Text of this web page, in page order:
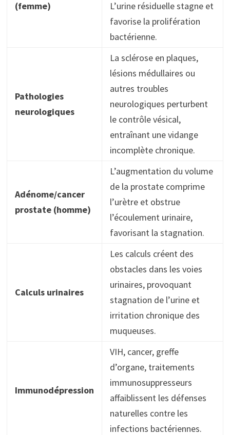
(femme)
L’urine résiduelle stagne et
favorise la prolifération
bactérienne.
Pathologies
neurologiques
La sclérose en plaques,
lésions médullaires ou
autres troubles
neurologiques perturbent
le contrôle vésical,
entraînant une vidange
incomplète chronique.
Adénome/cancer
prostate (homme)
L’augmentation du volume
de la prostate comprime
l’urètre et obstrue
l’écoulement urinaire,
favorisant la stagnation.
Calculs urinaires
Les calculs créent des
obstacles dans les voies
urinaires, provoquant
stagnation de l’urine et
irritation chronique des
muqueuses.
Immunodépression
VIH, cancer, greffe
d’organe, traitements
immunosuppresseurs
affaiblissent les défenses
naturelles contre les
infections bactériennes.